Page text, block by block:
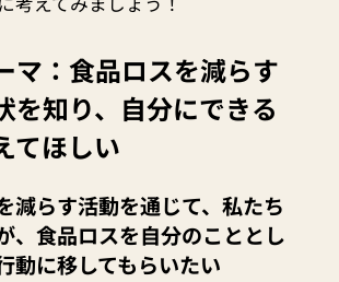
マ：食品ロスを減らす
を知り、自分にできる
てほしい
減らす活動を通じて、私たち
、食品ロスを自分のこととし
動に移してもらいたい